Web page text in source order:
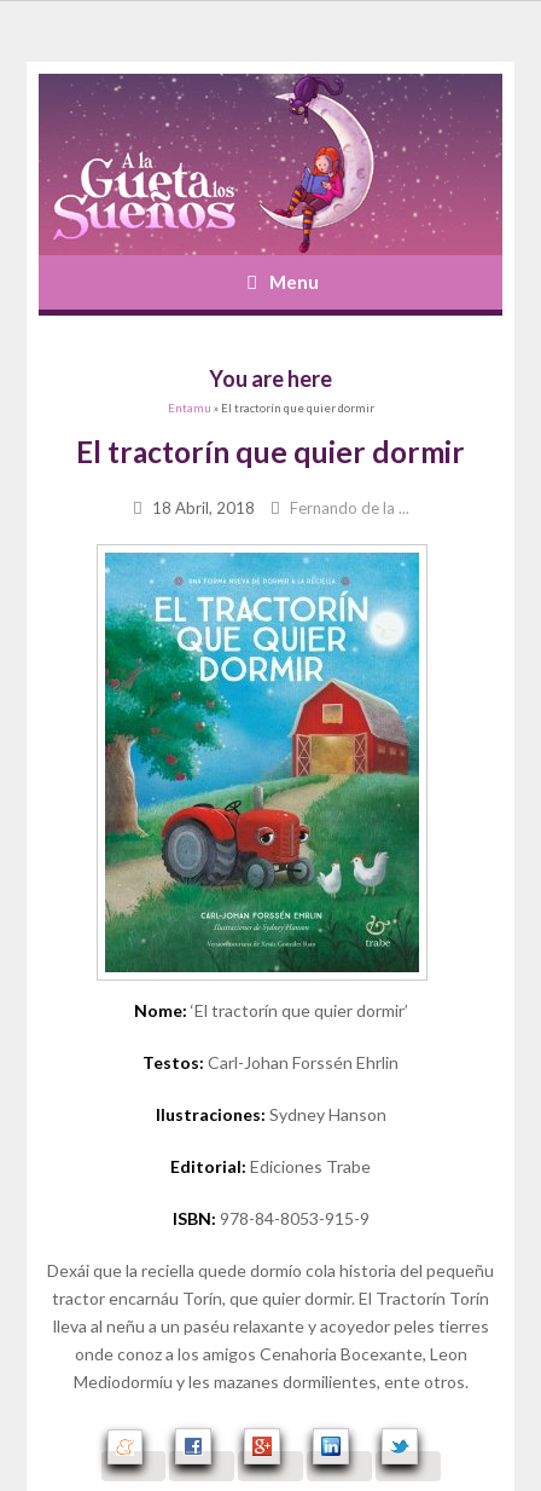
Menu
You are here
Entamu » El tractorín que quier dormir
El tractorín que quier dormir
18 Abril, 2018 Fernando de la ...
Nome: ‘El tractorín que quier dormir’
Testos: Carl-Johan Forssén Ehrlin
Ilustraciones: Sydney Hanson
Editorial: Ediciones Trabe
ISBN: 978-84-8053-915-9
Dexái que la reciella quede dormío cola historia del pequeñu
tractor encarnáu Torín, que quier dormir. El Tractorín Torín
lleva al neñu a un paséu relaxante y acoyedor peles tierres
onde conoz a los amigos Cenahoria Bocexante, Leon
Mediodormíu y les mazanes dormilientes, ente otros.